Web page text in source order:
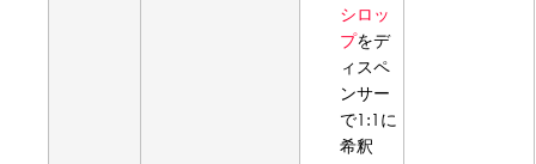
シロッ
プをデ
ィスペ
ンサー
で1:1に
希釈